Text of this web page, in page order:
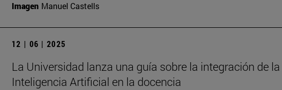
Imagen Manuel Castells
12 | 06 | 2025
La Universidad lanza una guía sobre la integración de la
Inteligencia Artificial en la docencia